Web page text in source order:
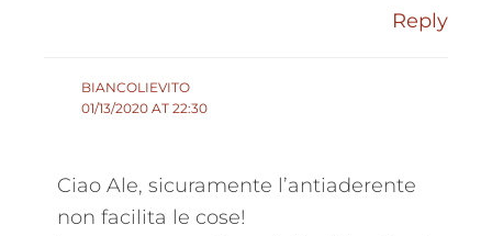
Reply
BIANCOLIEVITO
01/13/2020 AT 22:30
Ciao Ale, sicuramente l’antiaderente
non facilita le cose!